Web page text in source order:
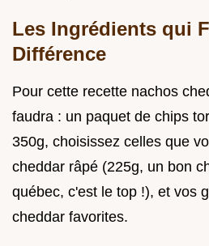
Les Ingrédients qui
Différence
Pour cette recette nachos
faudra : un paquet de chips
350g, choisissez celles que
cheddar râpé (225g, un bon
québec, c'est le top !), et vos
cheddar favorites.